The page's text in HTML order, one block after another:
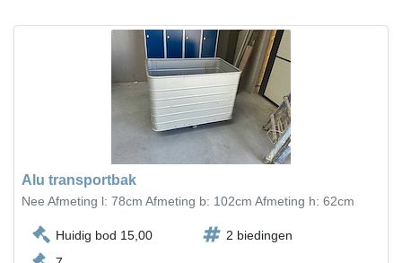
Alu transportbak
Nee Afmeting l: 78cm Afmeting b: 102cm Afmeting h: 62cm
Huidig bod 15,00
2 biedingen